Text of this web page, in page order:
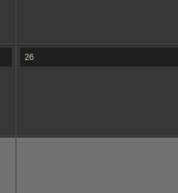
26